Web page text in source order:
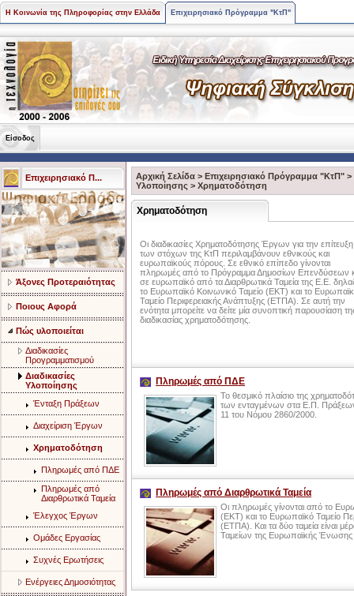
Η Κοινωνία της Πληροφορίας στην Ελλάδα Επιχειρησιακό Πρόγραμμα "ΚτΠ"
Είσοδος
Επιχειρησιακό Π...
Άξονες Προτεραιότητας
Ποιους Αφορά
Πώς υλοποιείται
Διαδικασίες
Προγραμματισμού
Διαδικασίες
Υλοποίησης
Ένταξη Πράξεων
Διαχείριση Έργων
Χρηματοδότηση
Πληρωμές από ΠΔΕ
Πληρωμές από
Διαρθρωτικά Ταμεία
Έλεγχος Έργων
Ομάδες Εργασίας
Συχνές Ερωτήσεις
Ενέργειες Δημοσιότητας
Αρχική Σελίδα > Επιχειρησιακό Πρόγραμμα "ΚτΠ" >
Υλοποίησης > Χρηματοδότηση
Χρηματοδότηση
Οι διαδικασίες Χρηματοδότησης Έργων για την επίτευξη
των στόχων της ΚτΠ περιλαμβάνουν εθνικούς και
ευρωπαϊκούς πόρους. Σε εθνικό επίπεδο γίνονται
πληρωμές από το Πρόγραμμα Δημοσίων Επενδύσεων
σε ευρωπαϊκό από τα Διαρθρωτικά Ταμεία της Ε.Ε.
το Ευρωπαϊκό Κοινωνικό Ταμείο (ΕΚΤ) και το
Ταμείο Περιφερειακής Ανάπτυξης (ΕΤΠΑ). Σε αυτή την
ενότητα μπορείτε να δείτε μία συνοπτική παρουσίαση
διαδικασίας χρηματοδότησης.
Πληρωμές από ΠΔΕ
Το θεσμικό πλαίσιο της
των ενταγμένων στα Ε.Π.
11 του Νόμου 2860/2000.
Πληρωμές από Διαρθρωτικά Ταμεία
Οι πληρωμές γίνονται από το
(ΕΚΤ) και το Ευρωπαϊκό Ταμείο
(ΕΤΠΑ). Και τα δύο ταμεία είναι
Ταμείων της Ευρωπαϊκής Ένωσης